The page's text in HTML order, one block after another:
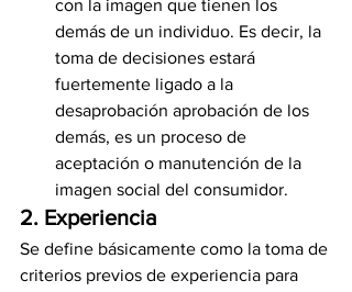
con la imagen que tienen los
demás de un individuo. Es decir, la
toma de decisiones estará
fuertemente ligado a la
desaprobación aprobación de los
demás, es un proceso de
aceptación o manutención de la
imagen social del consumidor.
2. Experiencia
Se define básicamente como la toma de
criterios previos de experiencia para